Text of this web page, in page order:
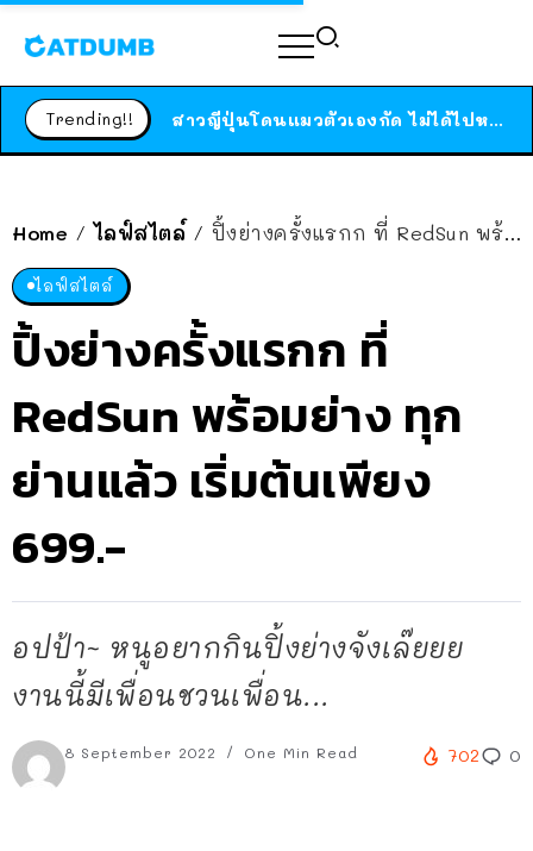
Trending!! ได้เวลาเด็กหนวดรวมตัว RF Online Next เปิดให้เล่นแล้ว เกม Sci-Fi MMORPG ระดับตำนาน เล่นได้ทั้งมือถือและ PC
สาวญี่ปุ่นโดนแมวตัวเองกัด ไม่ได้ไปหาหมอตั้งแต่เนิ่นๆ สุดท้ายขาบวม กลายเป็นโรคเนื้อเน่า เตือนทาสแมวทั้งหลายให้ระวัง
Home / ไลฟ์สไตล์ / ปิ้งย่างครั้งแรกก ที่ RedSun พร้อมย่าง ทุกย่านแล้ว เริ่มต้นเพียง 699.-
ไลฟ์สไตล์
ปิ้งย่างครั้งแรกก ที่
RedSun พร้อมย่าง ทุก
ย่านแล้ว เริ่มต้นเพียง
699.-
อปป้า~ หนูอยากกินปิ้งย่างจังเล๊ยยย
งานนี้มีเพื่อนชวนเพื่อน...
8 September 2022 One Min Read 702 0